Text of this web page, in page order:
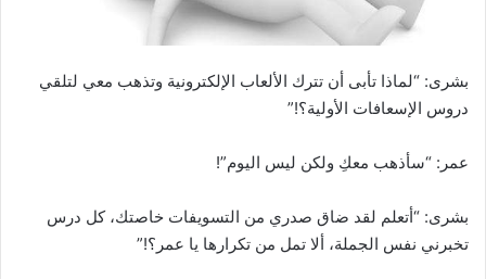
بشرى: “لماذا تأبى أن تترك الألعاب الإلكترونية وتذهب معي لتلقي
دروس الإسعافات الأولية؟!”
عمر: “سأذهب معكِ ولكن ليس اليوم”!
بشرى: “أتعلم لقد ضاق صدري من التسويفات خاصتك، كل درس
تخبرني نفس الجملة، ألا تمل من تكرارها يا عمر؟!”